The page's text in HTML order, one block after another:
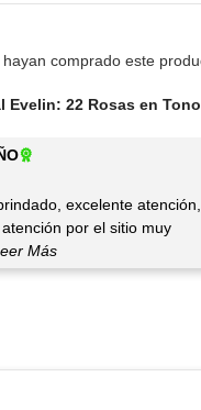
Evelin: 22 Rosas en
excelente
por el sitio muy
Más
comprado este